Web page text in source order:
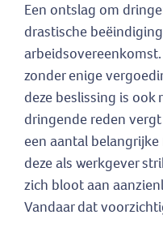
Een ontslag om
drastische
zonder enige
deze beslissing is ook
dringende reden
een aantal
deze als werkgever
zich bloot aan
Vandaar dat